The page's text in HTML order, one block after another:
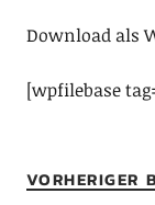
Download als
[wpfilebase
VORHERIGER